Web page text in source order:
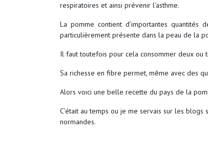
respiratoires et ainsi prévenir l’asthme.
La pomme contient d’importantes
particulièrement présente dans la peau de la
Il faut toutefois pour cela consommer deux ou
Sa richesse en fibre permet, même avec des
Alors voici une belle recette du pays de la
C’était au temps ou je me servais sur les blogs
normandes.